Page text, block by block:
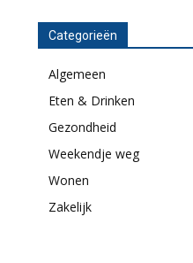
Categorieën
Algemeen
Eten & Drinken
Gezondheid
Weekendje weg
Wonen
Zakelijk